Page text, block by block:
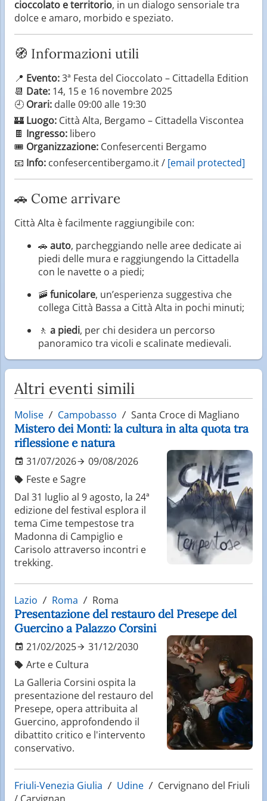
cioccolato e territorio, in un dialogo sensoriale tra
dolce e amaro, morbido e speziato.
🧭 Informazioni utili
📍 Evento:3ª Festa del Cioccolato – Cittadella Edition
📆 Date: 14, 15 e 16 novembre 2025
🕘 Orari: dalle 09:00 alle 19:30
🏰 Luogo: Città Alta, Bergamo – Cittadella Viscontea
🍫 Ingresso: libero
🎟️ Organizzazione: Confesercenti Bergamo
📧 Info: confesercentibergamo.it / [email protected]
🚗 Come arrivare
Città Alta è facilmente raggiungibile con:
🚗 auto, parcheggiando nelle aree dedicate ai
piedi delle mura e raggiungendo la Cittadella
con le navette o a piedi;
🚠 funicolare, un’esperienza suggestiva che
collega Città Bassa a Città Alta in pochi minuti;
🚶 a piedi, per chi desidera un percorso
panoramico tra vicoli e scalinate medievali.
Altri eventi simili
Molise Campobasso Santa Croce di Magliano
Mistero dei Monti: la cultura in alta quota tra
riflessione e natura
31/07/2026
09/08/2026
Feste e Sagre
Dal 31 luglio al 9 agosto, la 24ª
edizione del festival esplora il
tema Cime tempestose tra
Madonna di Campiglio e
Carisolo attraverso incontri e
trekking.
Lazio Roma Roma
Presentazione del restauro del Presepe del
Guercino a Palazzo Corsini
21/02/2025
31/12/2030
Arte e Cultura
La Galleria Corsini ospita la
presentazione del restauro del
Presepe, opera attribuita al
Guercino, approfondendo il
dibattito critico e l'intervento
conservativo.
Friuli-Venezia Giulia Udine
Cervignano del Friuli